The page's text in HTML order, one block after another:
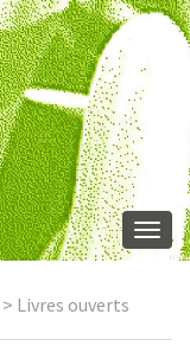
> Livres ouverts